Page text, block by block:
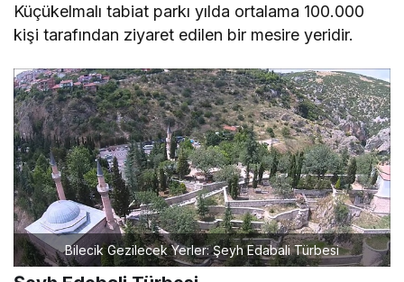
Küçükelmalı tabiat parkı yılda ortalama 100.000
kişi tarafından ziyaret edilen bir mesire yeridir.
Bilecik Gezilecek Yerler: Şeyh Edabali Türbesi